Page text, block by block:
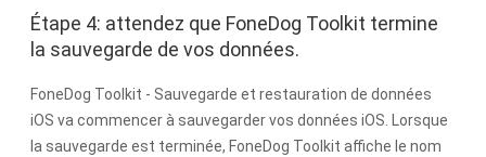
Étape 4: attendez que FoneDog Toolkit termine
la sauvegarde de vos données.
FoneDog Toolkit - Sauvegarde et restauration de données
iOS va commencer à sauvegarder vos données iOS. Lorsque
la sauvegarde est terminée, FoneDog Toolkit affiche le nom